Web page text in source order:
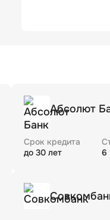
Абсолют
Срок кредита
до 30 лет
6